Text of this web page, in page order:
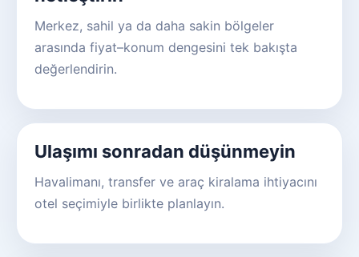
Merkez, sahil ya da daha sakin bölgeler
arasında fiyat–konum dengesini tek bakışta
değerlendirin.
Ulaşımı sonradan düşünmeyin
Havalimanı, transfer ve araç kiralama ihtiyacını
otel seçimiyle birlikte planlayın.